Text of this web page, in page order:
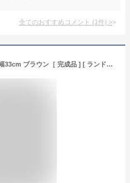
全てのおすすめコメント (1件) >
【JAJAN】ランドセル ラック 幅33cm ブラウン［ 完成品 ] [ ランドセル 収納 ]【知育家具EVAキッズシリーズ】